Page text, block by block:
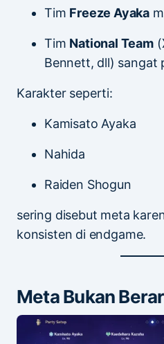
Tim Freeze Ayaka
Tim National Team
Bennett, dll) sangat
Karakter seperti:
Kamisato Ayaka
Nahida
Raiden Shogun
sering disebut meta
konsisten di endgame.
Meta Bukan